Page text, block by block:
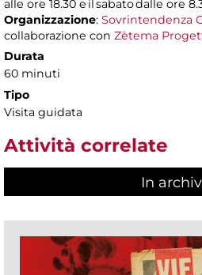
alle ore 18.30 e il sabato dalle ore
Organizzazione: Sovrintendenza
collaborazione con Zètema
Durata
60 minuti
Tipo
Visita guidata
Attività correlate
In